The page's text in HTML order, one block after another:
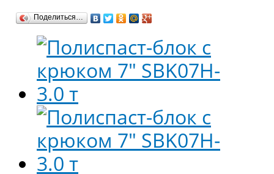
Поделиться…